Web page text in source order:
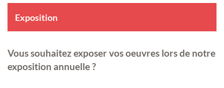
Exposition
Vous souhaitez exposer vos oeuvres lors de notre
exposition annuelle ?